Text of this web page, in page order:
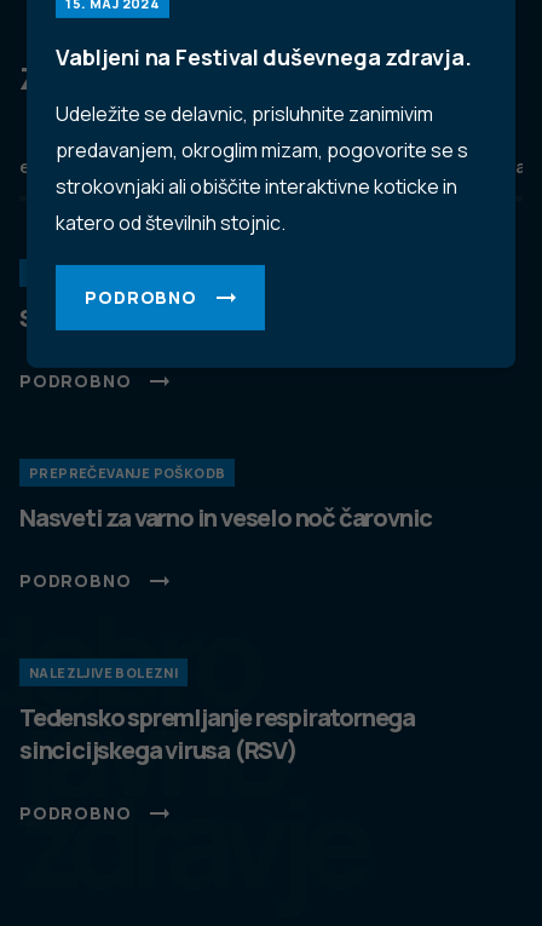
Vabljeni na Festival duševnega zdravja.
Udeležite se delavnic, prisluhnite zanimivim
predavanjem, okroglim mizam, pogovorite se s
strokovnjaki ali obiščite interaktivne koticke in
katero od številnih stojnic.
PODROBNO
javno
zdravje
Za dobro javno zdravje
eZdravje Podatkovni portal NIJZ ambulante
Spremljanje okužb s SARS-CoV-2 (covid-19)
PODROBNO
PREPREČEVANJE POŠKODB
Nasveti za varno in veselo noč čarovnic
PODROBNO
NALEZLJIVE BOLEZNI
Tedensko spremljanje respiratornega
sincicijskega virusa (RSV)
PODROBNO